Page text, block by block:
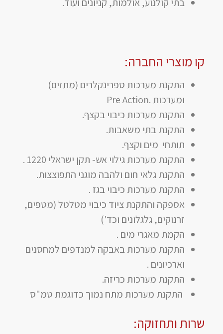
קו מוצרי החברה:
התקנת מערכות ספרינקלרים (מתזים)
ומערכות Pre Action.
התקנת מערכות כיבוי בקצף.
התקנת בתי משאבות.
תותחי מים וקצף.
התקנת מערכות גילוי אש- תקן ישראלי 1220 .
התקנת גלאי חום ולהבה מוגני התפוצצות.
התקנת מערכות כיבוי בגז .
אספקה והתקנת ציוד כיבוי מטלטל (מטפים,
זרנוקים, גלגלונים וכד')
הקמת מאגרי מים .
התקנת מערכות באבקה למנדפים למחסנים
וארכיונים .
התקנת מערכות כריזה.
התקנת מערכות מתח נמוך כדוגמת טמ"ס
שרות ותחזוקה: